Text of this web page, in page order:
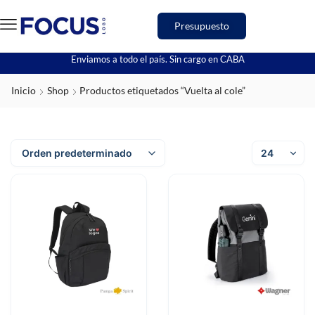
Presupuesto
Enviamos a todo el país. Sin cargo en CABA
Inicio Shop Productos etiquetados “Vuelta al cole”